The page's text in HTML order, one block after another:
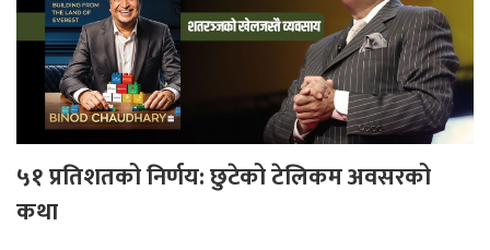
५१ प्रतिशतको निर्णय: छुटेको टेलिकम अवसरको
कथा